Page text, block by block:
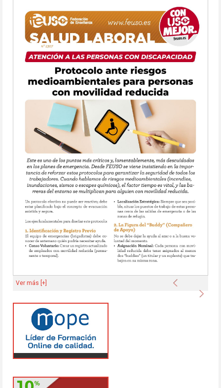
Anterior
Ver más [+]